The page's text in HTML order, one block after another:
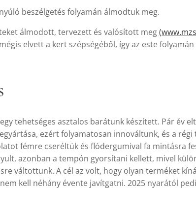
beszélgetés folyamán álmodtuk meg.
álmodott, tervezett és valósított meg
elvett a kert szépségéből, így az este
tehetséges asztalos barátunk készített. Pár év
ezért folyamatosan innováltunk, és a
fémre cseréltük és flódergumival fa mintásra
azonban a tempón gyorsítani kellett, mivel
váltottunk. A cél az volt, hogy olyan terméket
kell néhány évente javítgatni. 2025 nyarától